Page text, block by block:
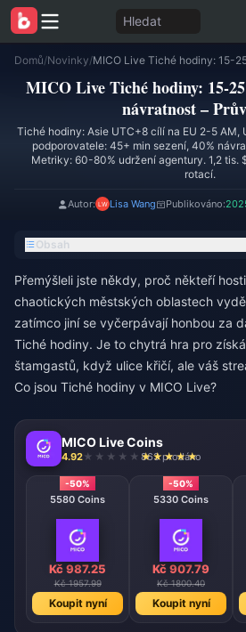
Hledat
Domů/Novinky/
MICO Live Tiché hodiny: 15-
návratnost –
Tiché hodiny: Asie UTC+8 cílí na EU 2-5 AM,
podporovatele: 45+ min sezení, 40%
Metriky: 60-80% udržení agentury. 1,2 tis.
rotací.
Autor: Lisa Wang Publikováno:
Obsah
Přemýšleli jste někdy, proč někteří
chaotických městských oblastech
zatímco jiní se vyčerpávají honbou za
Tiché hodiny. Je to chytrá hra pro
štamgastů, když ulice křičí, ale váš
Co jsou Tiché hodiny v MICO Live?
MICO Live Coins
4.92 863 prodáno
-50%
5580 Coins
Kč 987.25
Kč 1957.99
Koupit nyní
-50%
5330 Coins
Kč 907.79
Kč 1800.40
Koupit nyní